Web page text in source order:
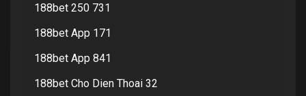
188bet 250 731
188bet App 171
188bet App 841
188bet Cho Dien Thoai 32